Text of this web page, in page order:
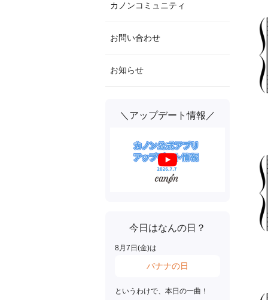
カノンコミュニティ
お問い合わせ
お知らせ
＼アップデート情報／
今日はなんの日？
8月 7 日(金)は
バナナの日
というわけで、本日の一曲！